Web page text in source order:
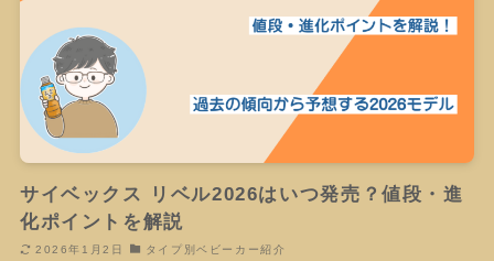
サイベックス リベル2026はいつ発売？値段・進
化ポイントを解説
2026年1月2日 タイプ別ベビーカー紹介